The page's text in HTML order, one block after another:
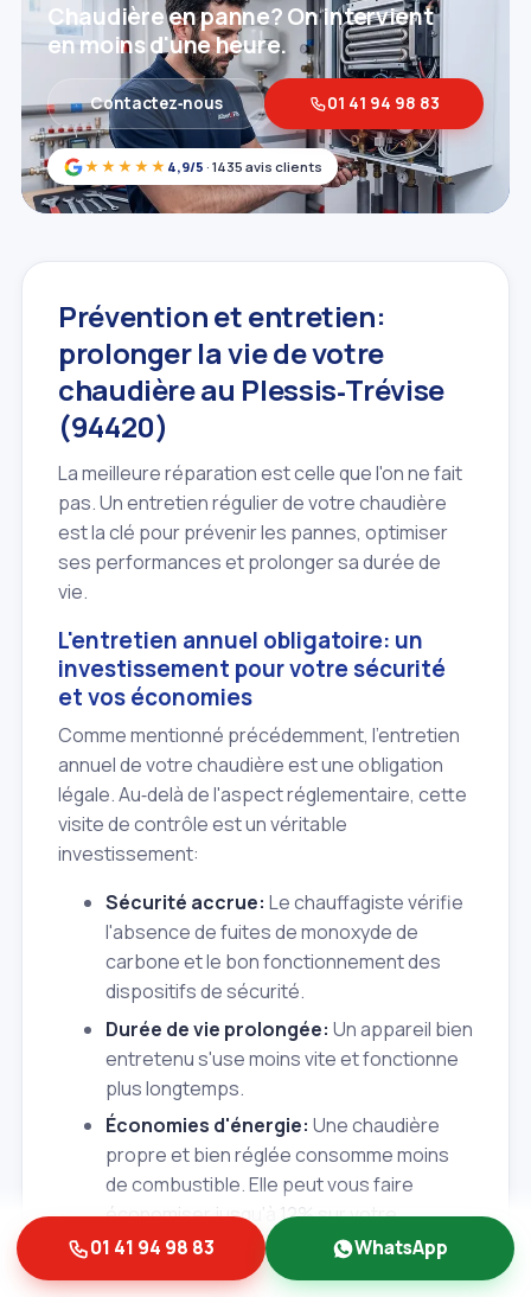
★★★★★ 4,9/5 · 1435 avis clients
Chaudière en panne? On intervient
en moins d'une heure.
Contactez‑nous 01 41 94 98 83
Prévention et entretien:
prolonger la vie de votre
chaudière au Plessis‑Trévise
(94420)
La meilleure réparation est celle que l'on ne fait
pas. Un entretien régulier de votre chaudière
est la clé pour prévenir les pannes, optimiser
ses performances et prolonger sa durée de
vie.
L'entretien annuel obligatoire: un
investissement pour votre sécurité
et vos économies
Comme mentionné précédemment, l'entretien
annuel de votre chaudière est une obligation
légale. Au‑delà de l'aspect réglementaire, cette
visite de contrôle est un véritable
investissement:
Sécurité accrue: Le chauffagiste vérifie
l'absence de fuites de monoxyde de
carbone et le bon fonctionnement des
dispositifs de sécurité.
Durée de vie prolongée: Un appareil bien
entretenu s'use moins vite et fonctionne
plus longtemps.
Économies d'énergie: Une chaudière
propre et bien réglée consomme moins
de combustible. Elle peut vous faire
économiser jusqu'à 12% sur votre
consommation d'énergie.
Moins de pannes: L'entretien permet de
01 41 94 98 83 WhatsApp